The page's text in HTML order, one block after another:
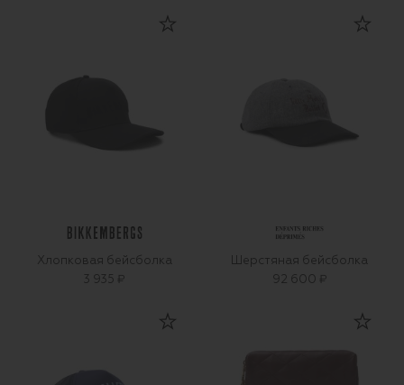
Хлопковая бейсболка
3 935 ₽
Шерстяная бейсболка
92 600 ₽